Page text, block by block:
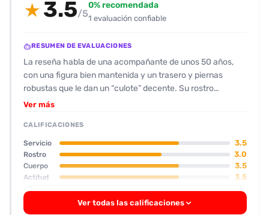
Entendido
★ 3.5/5
0% recomendada
1 evaluación confiable
RESUMEN DE EVALUACIONES
La reseña habla de una acompañante de unos 50 años,
con una figura bien mantenida y un trasero y piernas
robustas que le dan un “culote” decente. Su rostro
muestra la edad, pero sigue con pechos razonables y un
actitud es cordial y bastante comunicativa, enviando
audios que le dieron confianza al cliente. El lugar fue un
espacio pequeño y algo descuidado, con una cama
modesta y una radio que hacía ruido. Durante el encuentro
la acompañante se mostró servicial y proactiva,
proponiendo y aceptando los actos sin negarse, aunque sí
la interrupción por su celular y la llegada de un paquete le
Ver más
CALIFICACIONES
Servicio 3.5
Rostro 3.0
Cuerpo 3.5
Actitud 3.5
Ver todas las calificaciones